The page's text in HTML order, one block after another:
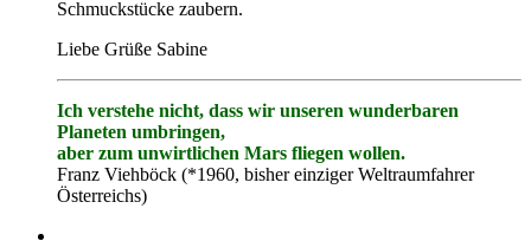
Schmuckstücke zaubern.
Liebe Grüße Sabine
Ich verstehe nicht, dass wir unseren wunderbaren
Planeten umbringen,
aber zum unwirtlichen Mars fliegen wollen.
Franz Viehböck (*1960, bisher einziger Weltraumfahrer
Österreichs)